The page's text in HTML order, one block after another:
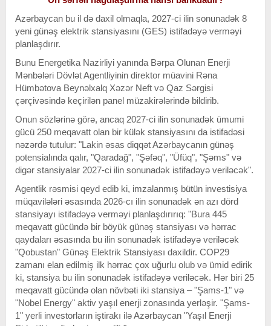
Azərbaycan bu il də daxil olmaqla, 2027-ci ilin sonunadək 8
yeni günəş elektrik stansiyasını (GES) istifadəyə verməyi
planlaşdırır.
Bunu Energetika Nazirliyi yanında Bərpa Olunan Enerji
Mənbələri Dövlət Agentliyinin direktor müavini Rəna
Hümbətova Beynəlxalq Xəzər Neft və Qaz Sərgisi
çərçivəsində keçirilən panel müzakirələrində bildirib.
Onun sözlərinə görə, ancaq 2027-ci ilin sonunadək ümumi
gücü 250 meqavatt olan bir külək stansiyasını da istifadəsi
nəzərdə tutulur: "Lakin əsas diqqət Azərbaycanın günəş
potensialında qalır, "Qaradağ", "Şəfəq", "Üfüq", "Şəms" və
digər stansiyalar 2027-ci ilin sonunadək istifadəyə veriləcək".
Agentlik rəsmisi qeyd edib ki, imzalanmış bütün investisiya
müqavilələri əsasında 2026-cı ilin sonunadək ən azı dörd
stansiyayı istifadəyə verməyi planlaşdırırıq: "Bura 445
meqavatt gücündə bir böyük günəş stansiyası və hərrac
qaydaları əsasında bu ilin sonunadək istifadəyə veriləcək
"Qobustan" Günəş Elektrik Stansiyası daxildir. COP29
zamanı elan edilmiş ilk hərrac çox uğurlu olub və ümid edirik
ki, stansiya bu ilin sonunadək istifadəyə veriləcək. Hər biri 25
meqavatt gücündə olan növbəti iki stansiya – "Şams-1" və
"Nobel Energy" aktiv yaşıl enerji zonasında yerləşir. "Şams-
1" yerli investorların iştirakı ilə Azərbaycan "Yaşıl Enerji